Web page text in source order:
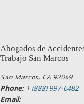
Abogados de
Trabajo San Marcos
San Marcos, CA 92069
Phone: 1 (888) 997-6482
Email: